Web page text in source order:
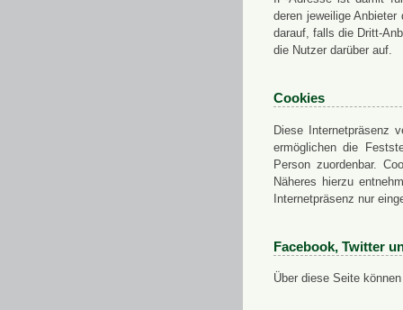
deren jeweilige
darauf, falls die Dritt-
die Nutzer darüber auf.
Cookies
Diese Internetpräsenz
ermöglichen die
Person zuordenbar.
Näheres hierzu
Internetpräsenz nur
Facebook, Twitter
Über diese Seite